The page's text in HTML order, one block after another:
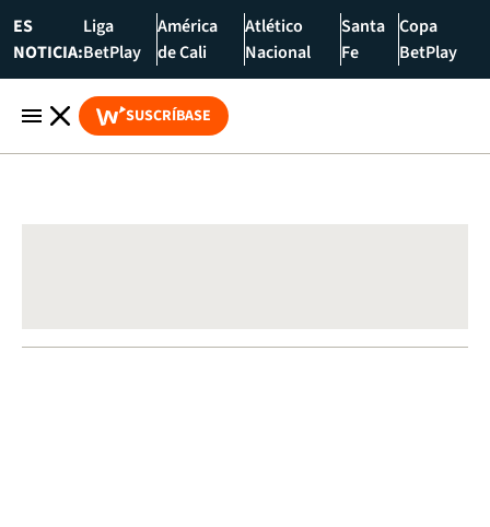
ES
NOTICIA:
Liga
BetPlay
América
de Cali
Atlético
Nacional
Santa
Fe
Copa
BetPlay
SUSCRÍBASE